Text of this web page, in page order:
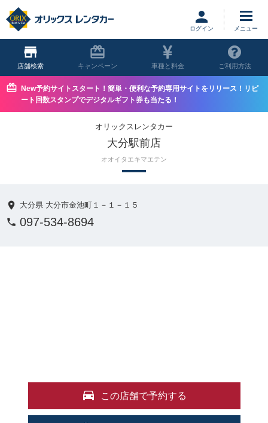
ログイン
店舗 キャンペーン 車種と料金 ご利用方法
New予約サイトスタート！簡単・便利な予約専用サイトをリリース！リピ
ート回数スタンプでデジタルギフト券も当たる！
オリックスレンタカー
大分駅前店
オオイタエキマエテン
大分県 大分市金池町１－１－１５
097-534-8694
この店舗で予約する